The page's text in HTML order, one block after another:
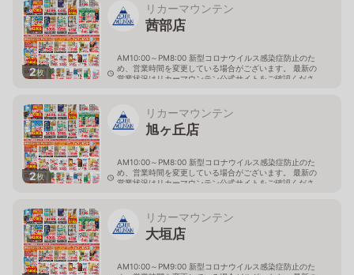
2枚
リカーマウンテン
茜部店
AM10:00～PM8:00 新型コロナウイルス感染症防止のた
め、営業時間を変更している場合がございます。 最新の
営業状況はリカーマウンテン公式サイトをご確認くださ
2枚
リカーマウンテン
旭ヶ丘店
AM10:00～PM8:00 新型コロナウイルス感染症防止のた
め、営業時間を変更している場合がございます。 最新の
営業状況はリカーマウンテン公式サイトをご確認くださ
リカーマウンテン
大垣店
AM10:00～PM9:00 新型コロナウイルス感染症防止のた